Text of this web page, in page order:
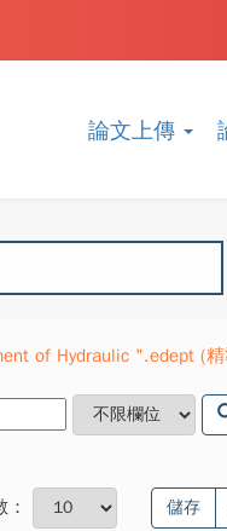
論文上傳
of Hydraulic ".edept (
儲存